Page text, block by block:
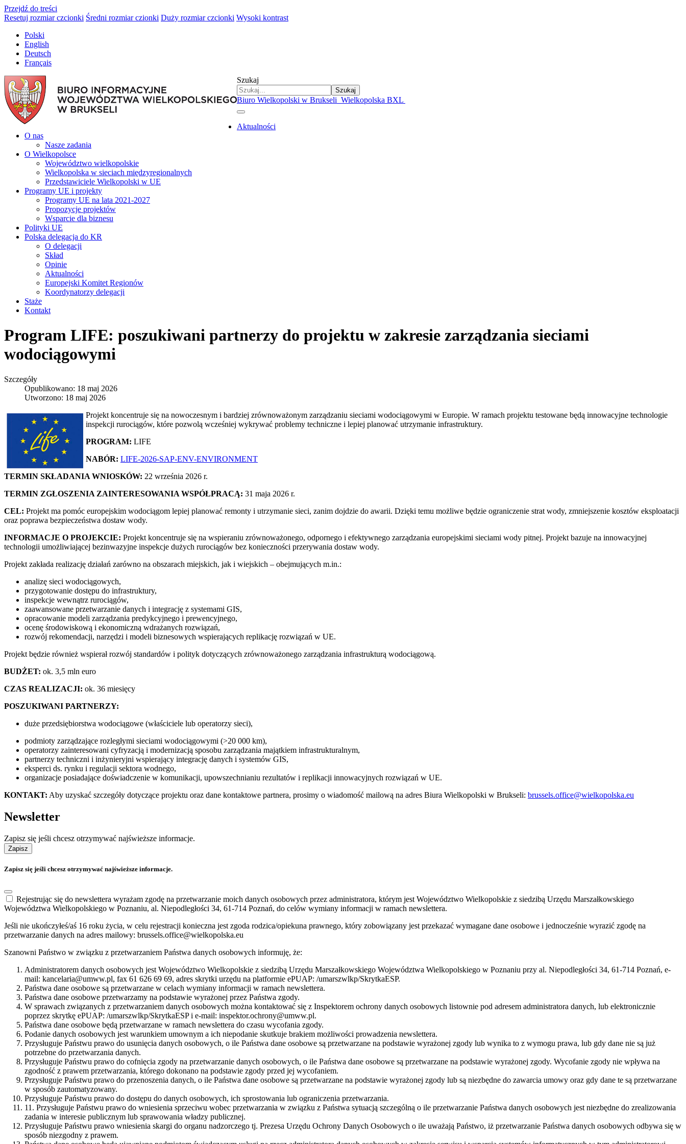
Przejdź do treści
Resetuj rozmiar czcionki Średni rozmiar czionki Duży rozmiar czcionki Wysoki kontrast
Polski
English
Deutsch
Français
Szukaj
Szukaj
Biuro Wielkopolski w Brukseli Wielkopolska BXL
Aktualności
O nas
Nasze zadania
O Wielkopolsce
Województwo wielkopolskie
Wielkopolska w sieciach międzyregionalnych
Przedstawiciele Wielkopolski w UE
Programy UE i projekty
Programy UE na lata 2021-2027
Propozycje projektów
Wsparcie dla biznesu
Polityki UE
Polska delegacja do KR
O delegacji
Skład
Opinie
Aktualności
Europejski Komitet Regionów
Koordynatorzy delegacji
Staże
Kontakt
Program LIFE: poszukiwani partnerzy do projektu w zakresie zarządzania sieciami
wodociągowymi
Szczegóły
Opublikowano: 18 maj 2026
Utworzono: 18 maj 2026
Projekt koncentruje się na nowoczesnym i bardziej zrównoważonym zarządzaniu sieciami wodociągowymi w Europie. W ramach projektu testowane będą innowacyjne technologie
inspekcji rurociągów, które pozwolą wcześniej wykrywać problemy techniczne i lepiej planować utrzymanie infrastruktury.
PROGRAM: LIFE
NABÓR: LIFE-2026-SAP-ENV-ENVIRONMENT
TERMIN SKŁADANIA WNIOSKÓW: 22 września 2026 r.
TERMIN ZGŁOSZENIA ZAINTERESOWANIA WSPÓŁPRACĄ: 31 maja 2026 r.
CEL: Projekt ma pomóc europejskim wodociągom lepiej planować remonty i utrzymanie sieci, zanim dojdzie do awarii. Dzięki temu możliwe będzie ograniczenie strat wody, zmniejszenie kosztów eksploatacji
oraz poprawa bezpieczeństwa dostaw wody.
INFORMACJE O PROJEKCIE: Projekt koncentruje się na wspieraniu zrównoważonego, odpornego i efektywnego zarządzania europejskimi sieciami wody pitnej. Projekt bazuje na innowacyjnej
technologii umożliwiającej bezinwazyjne inspekcje dużych rurociągów bez konieczności przerywania dostaw wody.
Projekt zakłada realizację działań zarówno na obszarach miejskich, jak i wiejskich – obejmujących m.in.:
analizę sieci wodociągowych,
przygotowanie dostępu do infrastruktury,
inspekcje wewnątrz rurociągów,
zaawansowane przetwarzanie danych i integrację z systemami GIS,
opracowanie modeli zarządzania predykcyjnego i prewencyjnego,
ocenę środowiskową i ekonomiczną wdrażanych rozwiązań,
rozwój rekomendacji, narzędzi i modeli biznesowych wspierających replikację rozwiązań w UE.
Projekt będzie również wspierał rozwój standardów i polityk dotyczących zrównoważonego zarządzania infrastrukturą wodociągową.
BUDŻET: ok. 3,5 mln euro
CZAS REALIZACJI: ok. 36 miesięcy
POSZUKIWANI PARTNERZY:
duże przedsiębiorstwa wodociągowe (właściciele lub operatorzy sieci),
podmioty zarządzające rozległymi sieciami wodociągowymi (>20 000 km),
operatorzy zainteresowani cyfryzacją i modernizacją sposobu zarządzania majątkiem infrastrukturalnym,
partnerzy techniczni i inżynieryjni wspierający integrację danych i systemów GIS,
eksperci ds. rynku i regulacji sektora wodnego,
organizacje posiadające doświadczenie w komunikacji, upowszechnianiu rezultatów i replikacji innowacyjnych rozwiązań w UE.
KONTAKT: Aby uzyskać szczegóły dotyczące projektu oraz dane kontaktowe partnera, prosimy o wiadomość mailową na adres Biura Wielkopolski w Brukseli: brussels.office@wielkopolska.eu
Newsletter
Zapisz się jeśli chcesz otrzymywać najświeższe informacje.
Zapisz
Zapisz się jeśli chcesz otrzymywać najświeższe informacje.
Rejestrując się do newslettera wyrażam zgodę na przetwarzanie moich danych osobowych przez administratora, którym jest Województwo Wielkopolskie z siedzibą Urzędu Marszałkowskiego
Województwa Wielkopolskiego w Poznaniu, al. Niepodległości 34, 61-714 Poznań, do celów wymiany informacji w ramach newslettera.
Jeśli nie ukończyłeś/aś 16 roku życia, w celu rejestracji konieczna jest zgoda rodzica/opiekuna prawnego, który zobowiązany jest przekazać wymagane dane osobowe i jednocześnie wyrazić zgodę na
przetwarzanie danych na adres mailowy: brussels.office@wielkopolska.eu
Szanowni Państwo w związku z przetwarzaniem Państwa danych osobowych informuję, że:
Administratorem danych osobowych jest Województwo Wielkopolskie z siedzibą Urzędu Marszałkowskiego Województwa Wielkopolskiego w Poznaniu przy al. Niepodległości 34, 61-714 Poznań, e-
mail: kancelaria@umww.pl, fax 61 626 69 69, adres skrytki urzędu na platformie ePUAP: /umarszwlkp/SkrytkaESP.
Państwa dane osobowe są przetwarzane w celach wymiany informacji w ramach newslettera.
Państwa dane osobowe przetwarzamy na podstawie wyrażonej przez Państwa zgody.
W sprawach związanych z przetwarzaniem danych osobowych można kontaktować się z Inspektorem ochrony danych osobowych listownie pod adresem administratora danych, lub elektronicznie
poprzez skrytkę ePUAP: /umarszwlkp/SkrytkaESP i e-mail: inspektor.ochrony@umww.pl.
Państwa dane osobowe będą przetwarzane w ramach newslettera do czasu wycofania zgody.
Podanie danych osobowych jest warunkiem umownym a ich niepodanie skutkuje brakiem możliwości prowadzenia newslettera.
Przysługuje Państwu prawo do usunięcia danych osobowych, o ile Państwa dane osobowe są przetwarzane na podstawie wyrażonej zgody lub wynika to z wymogu prawa, lub gdy dane nie są już
potrzebne do przetwarzania danych.
Przysługuje Państwu prawo do cofnięcia zgody na przetwarzanie danych osobowych, o ile Państwa dane osobowe są przetwarzane na podstawie wyrażonej zgody. Wycofanie zgody nie wpływa na
zgodność z prawem przetwarzania, którego dokonano na podstawie zgody przed jej wycofaniem.
Przysługuje Państwu prawo do przenoszenia danych, o ile Państwa dane osobowe są przetwarzane na podstawie wyrażonej zgody lub są niezbędne do zawarcia umowy oraz gdy dane te są przetwarzane
w sposób zautomatyzowany.
Przysługuje Państwu prawo do dostępu do danych osobowych, ich sprostowania lub ograniczenia przetwarzania.
11. Przysługuje Państwu prawo do wniesienia sprzeciwu wobec przetwarzania w związku z Państwa sytuacją szczególną o ile przetwarzanie Państwa danych osobowych jest niezbędne do zrealizowania
zadania w interesie publicznym lub sprawowania władzy publicznej.
Przysługuje Państwu prawo wniesienia skargi do organu nadzorczego tj. Prezesa Urzędu Ochrony Danych Osobowych o ile uważają Państwo, iż przetwarzanie Państwa danych osobowych odbywa się w
sposób niezgodny z prawem.